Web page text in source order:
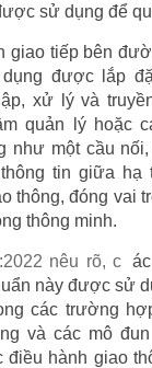
sử dụng để
giao tiếp bên
được lắp
xử lý và
quản lý hoặc
như một cầu
tin giữa
thông, đóng vai
thông minh.
nêu rõ, c
này được sử
các trường
và các mô
điều hành giao